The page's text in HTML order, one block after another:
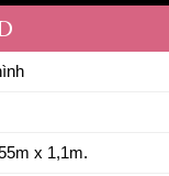
x 1,1m.